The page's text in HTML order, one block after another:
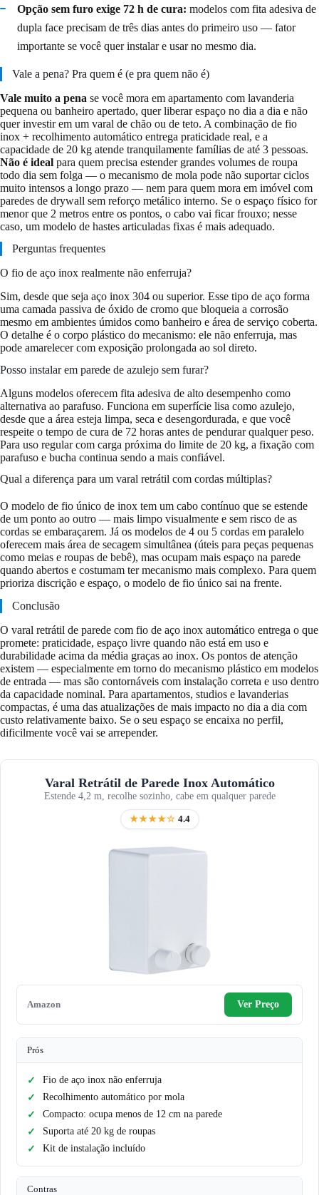
Opção sem furo exige 72 h de cura: modelos com fita adesiva de
dupla face precisam de três dias antes do primeiro uso — fator
importante se você quer instalar e usar no mesmo dia.
Vale a pena? Pra quem é (e pra quem não é)
Vale muito a pena se você mora em apartamento com lavanderia
pequena ou banheiro apertado, quer liberar espaço no dia a dia e não
quer investir em um varal de chão ou de teto. A combinação de fio
inox + recolhimento automático entrega praticidade real, e a
capacidade de 20 kg atende tranquilamente famílias de até 3 pessoas.
Não é ideal para quem precisa estender grandes volumes de roupa
todo dia sem folga — o mecanismo de mola pode não suportar ciclos
muito intensos a longo prazo — nem para quem mora em imóvel com
paredes de drywall sem reforço metálico interno. Se o espaço físico for
menor que 2 metros entre os pontos, o cabo vai ficar frouxo; nesse
caso, um modelo de hastes articuladas fixas é mais adequado.
Perguntas frequentes
O fio de aço inox realmente não enferruja?
Sim, desde que seja aço inox 304 ou superior. Esse tipo de aço forma
uma camada passiva de óxido de cromo que bloqueia a corrosão
mesmo em ambientes úmidos como banheiro e área de serviço coberta.
O detalhe é o corpo plástico do mecanismo: ele não enferruja, mas
pode amarelecer com exposição prolongada ao sol direto.
Posso instalar em parede de azulejo sem furar?
Alguns modelos oferecem fita adesiva de alto desempenho como
alternativa ao parafuso. Funciona em superfície lisa como azulejo,
desde que a área esteja limpa, seca e desengordurada, e que você
respeite o tempo de cura de 72 horas antes de pendurar qualquer peso.
Para uso regular com carga próxima do limite de 20 kg, a fixação com
parafuso e bucha continua sendo a mais confiável.
Qual a diferença para um varal retrátil com cordas múltiplas?
O modelo de fio único de inox tem um cabo contínuo que se estende
de um ponto ao outro — mais limpo visualmente e sem risco de as
cordas se embaraçarem. Já os modelos de 4 ou 5 cordas em paralelo
oferecem mais área de secagem simultânea (úteis para peças pequenas
como meias e roupas de bebê), mas ocupam mais espaço na parede
quando abertos e costumam ter mecanismo mais complexo. Para quem
prioriza discrição e espaço, o modelo de fio único sai na frente.
Conclusão
O varal retrátil de parede com fio de aço inox automático entrega o que
promete: praticidade, espaço livre quando não está em uso e
durabilidade acima da média graças ao inox. Os pontos de atenção
existem — especialmente em torno do mecanismo plástico em modelos
de entrada — mas são contornáveis com instalação correta e uso dentro
da capacidade nominal. Para apartamentos, studios e lavanderias
compactas, é uma das atualizações de mais impacto no dia a dia com
custo relativamente baixo. Se o seu espaço se encaixa no perfil,
dificilmente você vai se arrepender.
Varal Retrátil de Parede Inox Automático
Estende 4,2 m, recolhe sozinho, cabe em qualquer parede
★★★★☆ 4.4
Amazon Ver Preço
Prós
Fio de aço inox não enferruja
Recolhimento automático por mola
Compacto: ocupa menos de 12 cm na parede
Suporta até 20 kg de roupas
Kit de instalação incluído
Contras